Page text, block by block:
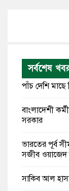
সর্বশেষ
পাঁচ দেশি
বাংলাদেশী
সরকার
ভারতের পূর্ব
সজীব
সাকিব আল